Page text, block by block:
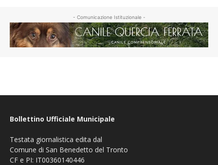
- Comunicazione Istituzionale -
Bollettino Ufficiale Municipale
Testata giornalistica edita dal
Comune di San Benedetto del Tronto
CF e PI: IT00360140446